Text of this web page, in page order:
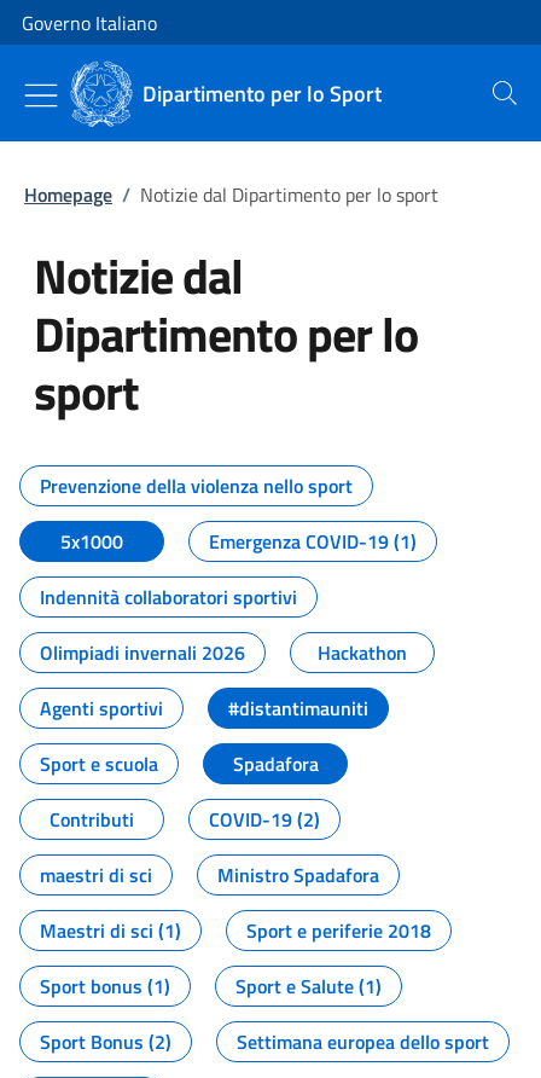
Vai al contenuto
Vai alla navigazione del sito
Governo Italiano
Dipartimento per lo Sport Cerca
Homepage / Notizie dal Dipartimento per lo sport
Notizie dal
Dipartimento per lo
sport
Tutti i contenuti della pagina
Prevenzione della violenza nello sport
5x1000
Emergenza COVID-19 (1)
Indennità collaboratori sportivi
Olimpiadi invernali 2026
Hackathon
Agenti sportivi
#distantimauniti
Sport e scuola
Spadafora
Contributi
COVID-19 (2)
maestri di sci
Ministro Spadafora
Maestri di sci (1)
Sport e periferie 2018
Sport bonus (1)
Sport e Salute (1)
Sport Bonus (2)
Settimana europea dello sport